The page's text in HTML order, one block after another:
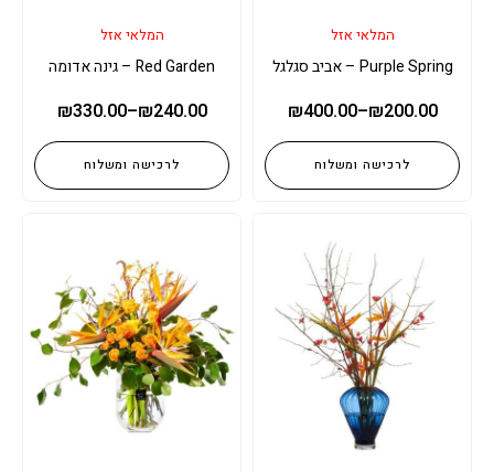
המלאי אזל
Purple Spring – אביב סגלגל
₪200.00
–
₪400.00
לרכישה ומשלוח
המלאי אזל
Red Garden – גינה אדומה
₪240.00
–
₪330.00
לרכישה ומשלוח